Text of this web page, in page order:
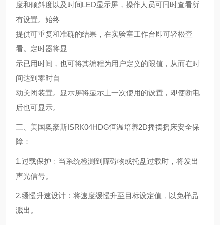
度和倾斜度以及时间LED显示屏，操作人员可同时查看所
有设置。始终
提供可重复和准确的结果，在实验室工作台即可轻松查
看。定时器将显
示已用时间，也可将其编程为用户定义的限值，从而在时
间达到零时自
动关闭装置。显示屏将显示上一次使用的设置，即使断电
后也可显示。
三、美国奥豪斯ISRK04HDG恒温培养2D摇摆摇床安全保
障：
1.过载保护：当系统检测到障碍物或托盘过载时，将发出
声光信号。
2.缓慢升速设计：将速度缓慢升至目标设定值，以免样品
溅出。